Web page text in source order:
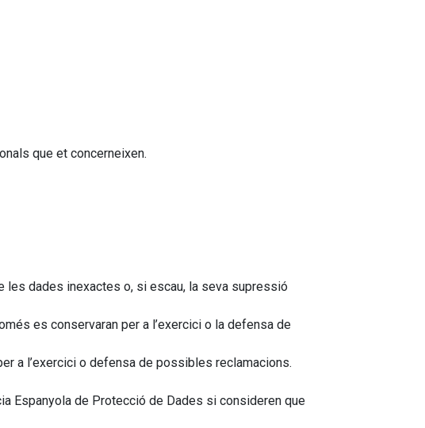
que et concerneixen.
les dades inexactes o, si escau, la seva supressió
es conservaran per a l’exercici o la defensa de
a l’exercici o defensa de possibles reclamacions.
Espanyola de Protecció de Dades si consideren que